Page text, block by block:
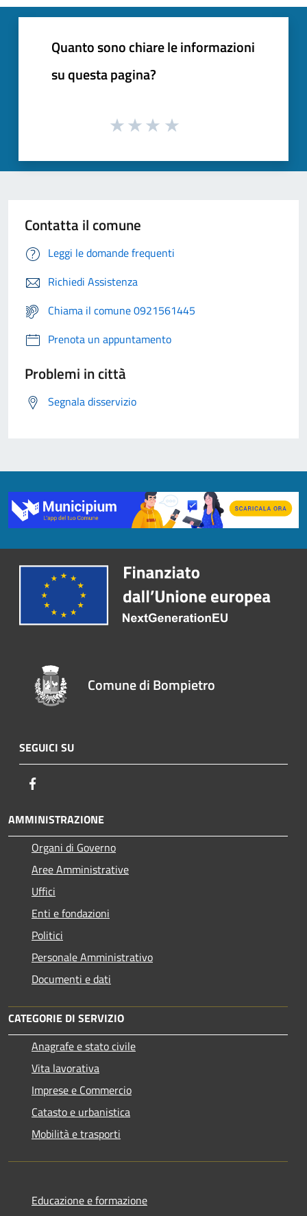
Quanto sono chiare le informazioni
su questa pagina?
Contatta il comune
Leggi le domande frequenti
Richiedi Assistenza
Chiama il comune 0921561445
Prenota un appuntamento
Problemi in città
Segnala disservizio
Comune di Bompietro
SEGUICI SU
AMMINISTRAZIONE
Organi di Governo
Aree Amministrative
Uffici
Enti e fondazioni
Politici
Personale Amministrativo
Documenti e dati
CATEGORIE DI SERVIZIO
Anagrafe e stato civile
Vita lavorativa
Imprese e Commercio
Catasto e urbanistica
Mobilità e trasporti
Educazione e formazione